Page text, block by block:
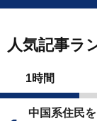
人気記事ラ
1時間
中国系住民